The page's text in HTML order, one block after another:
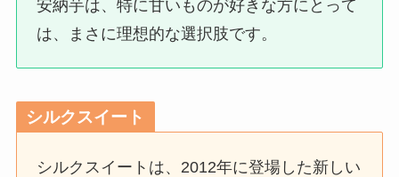
安納芋は、特に甘いものが好きな方にとって
は、まさに理想的な選択肢です。
シルクスイート
シルクスイートは、2012年に登場した新しい